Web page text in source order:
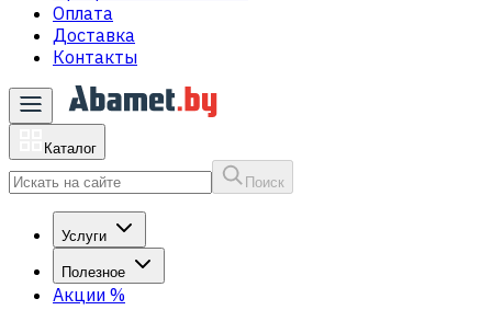
Оплата
Доставка
Контакты
Каталог
Поиск
Услуги
Полезное
Акции %